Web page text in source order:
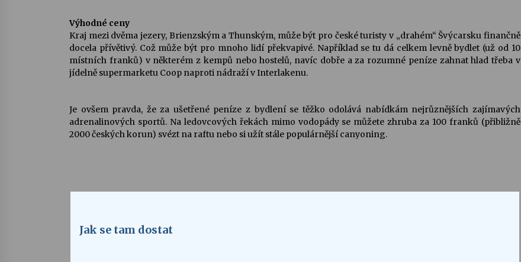
Výhodné ceny
Kraj mezi dvěma jezery, Brienzským a Thunským, může být pro české turisty v „drahém“ Švýcarsku finančně
docela přívětivý. Což může být pro mnoho lidí překvapivé. Například se tu dá celkem levně bydlet (už od 10
místních franků) v některém z kempů nebo hostelů, navíc dobře a za rozumné peníze zahnat hlad třeba v
jídelně supermarketu Coop naproti nádraží v Interlakenu.
Je ovšem pravda, že za ušetřené peníze z bydlení se těžko odolává nabídkám nejrůznějších zajímavých
adrenalinových sportů. Na ledovcových řekách mimo vodopády se můžete zhruba za 100 franků (přibližně
2000 českých korun) svézt na raftu nebo si užít stále populárnější canyoning.
Jak se tam dostat